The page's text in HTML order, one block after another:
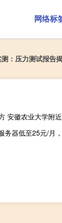
网络标
：压力测试报告
安徽农业大学附